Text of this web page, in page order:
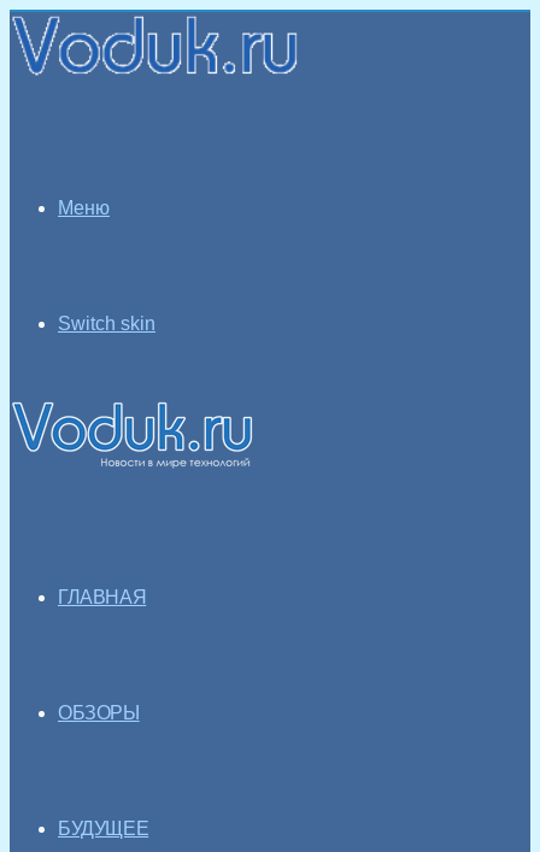
Меню
Switch skin
ГЛАВНАЯ
ОБЗОРЫ
БУДУЩЕЕ